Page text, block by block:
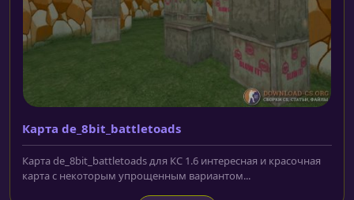
Карта de_8bit_battletoads
Карта de_8bit_battletoads для КС 1.6 интересная и красочная
карта с некоторым упрощенным вариантом...